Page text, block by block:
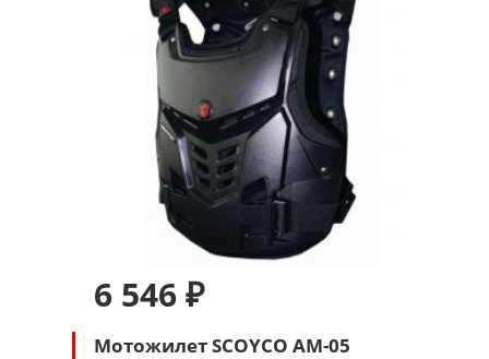
6 546 ₽
Мотожилет SCOYCO AM-05